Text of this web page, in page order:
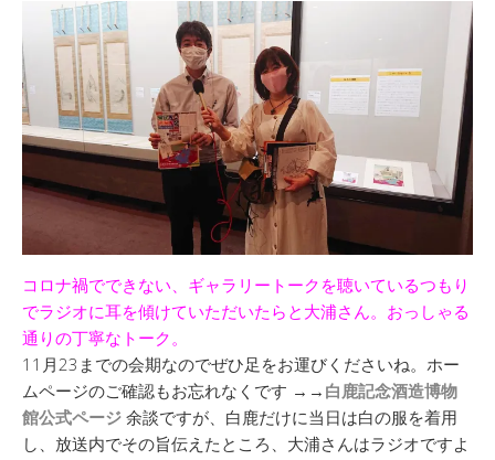
コロナ禍でできない、ギャラリートークを聴いているつもり
でラジオに耳を傾けていただいたらと大浦さん。おっしゃる
通りの丁寧なトーク。
11月23までの会期なのでぜひ足をお運びくださいね。ホー
ムページのご確認もお忘れなくです →→ 白鹿記念酒造博物
館公式ページ 余談ですが、白鹿だけに当日は白の服を着用
し、放送内でその旨伝えたところ、大浦さんはラジオですよ